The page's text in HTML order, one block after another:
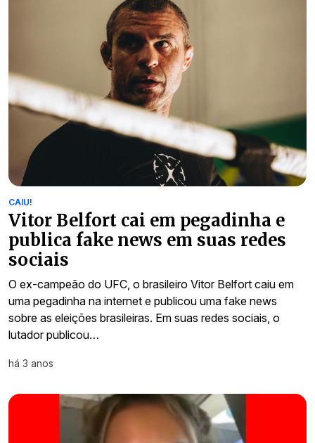
CAIU!
Vitor Belfort cai em pegadinha e
publica fake news em suas redes
sociais
O ex-campeão do UFC, o brasileiro Vitor Belfort caiu em
uma pegadinha na internet e publicou uma fake news
sobre as eleições brasileiras. Em suas redes sociais, o
lutador publicou…
há 3 anos